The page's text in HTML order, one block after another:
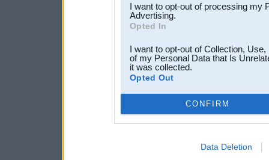
I want to opt-out of processing my
Advertising.
Opted In
I want to opt-out of Collection,
of my Personal Data that Is
it was collected.
Opted Out
CONFIRM
Data Deletion